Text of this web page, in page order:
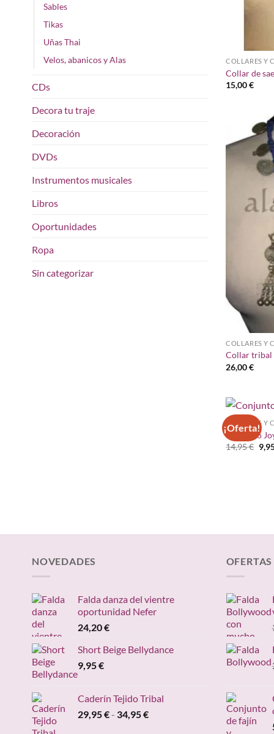
Sables
Tikas
Uñas Thai
Velos, abanicos y Alas
CDs
Decora tu traje
Decoración
DVDs
Instrumentos musicales
Libros
Oportunidades
Ropa
Sin categorizar
COLLARES Y
Collar de
15,00€
COLLARES Y
Collar tribal
26,00€
¡Oferta!
COLLARES Y
Conjunto
14,95€ El
NOVEDADES
Falda danza del vientre
oportunidad Nefer
24,20€
Short Beige Bellydance
9,95€
Caderín Tejido Tribal
29,95€- 34,95€Rango
OFERTAS